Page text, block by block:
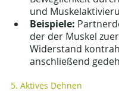
und
Beispiele:
der der Muskel
Widerstand
anschließend
5. Aktives Dehnen